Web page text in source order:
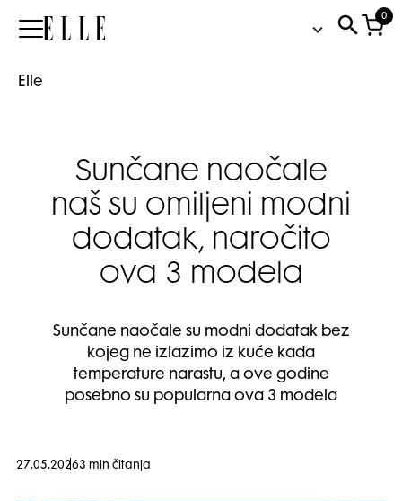
Elle
0
Elle
Sunčane naočale
naš su omiljeni modni
dodatak, naročito
ova 3 modela
Sunčane naočale su modni dodatak bez
kojeg ne izlazimo iz kuće kada
temperature narastu, a ove godine
posebno su popularna ova 3 modela
27.05.20263 min čitanja